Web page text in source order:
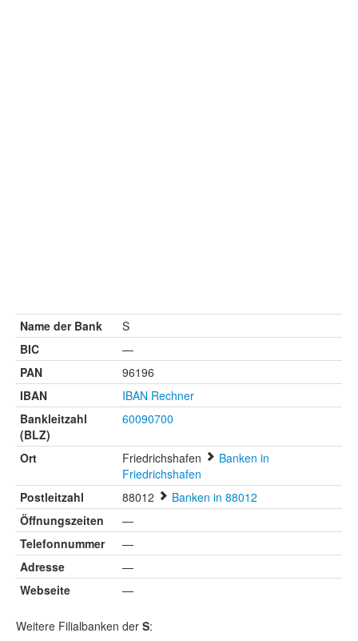
Name der Bank
S
BIC
—
PAN
96196
IBAN
IBAN Rechner
Bankleitzahl
(BLZ)
60090700
Ort Friedrichshafen
Banken in
Friedrichshafen
Postleitzahl
88012
Banken in 88012
Öffnungszeiten
—
Telefonnummer
—
Adresse
—
Webseite
—
Weitere Filialbanken der S: